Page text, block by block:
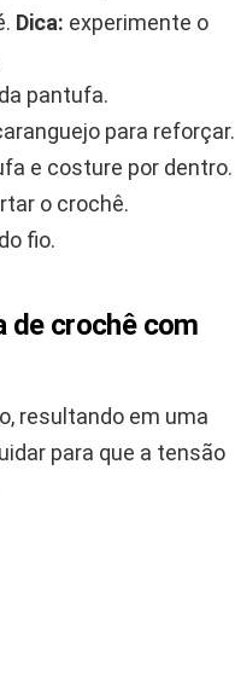
Dica: experimente o
pantufa.
para reforçar.
e costure por dentro.
o crochê.
fio.
de crochê com
resultando em uma
para que a tensão